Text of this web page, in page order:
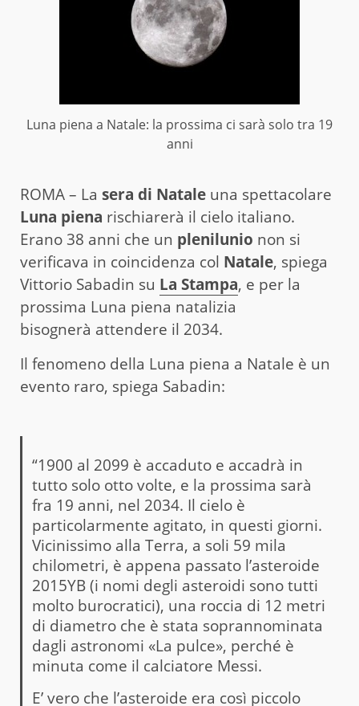
Luna piena a Natale: la prossima ci sarà solo tra 19
anni
ROMA – La sera di Natale una spettacolare
Luna piena rischiarerà il cielo italiano.
Erano 38 anni che un plenilunio non si
verificava in coincidenza col Natale, spiega
Vittorio Sabadin su La Stampa, e per la
prossima Luna piena natalizia
bisognerà attendere il 2034.
Il fenomeno della Luna piena a Natale è un
evento raro, spiega Sabadin:
“1900 al 2099 è accaduto e accadrà in
tutto solo otto volte, e la prossima sarà
fra 19 anni, nel 2034. Il cielo è
particolarmente agitato, in questi giorni.
Vicinissimo alla Terra, a soli 59 mila
chilometri, è appena passato l’asteroide
2015YB (i nomi degli asteroidi sono tutti
molto burocratici), una roccia di 12 metri
di diametro che è stata soprannominata
dagli astronomi «La pulce», perché è
minuta come il calciatore Messi.
E’ vero che l’asteroide era così piccolo